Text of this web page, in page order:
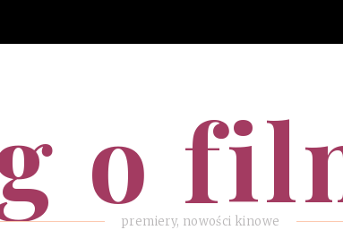
o
premiery, nowości kinowe